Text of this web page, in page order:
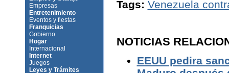
Empresas
Entretenimiento
Eventos y fiestas
Franquicias
Gobierno
Hogar
Internacional
Internet
Juegos
Leyes y Trámites
Tags: Venezuela
NOTICIAS
EEUU pedira